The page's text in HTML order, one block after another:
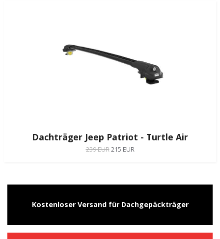
Dachträger Jeep Patriot - Turtle Air
239 EUR215 EUR
Kostenloser Versand für Dachgepäckträger